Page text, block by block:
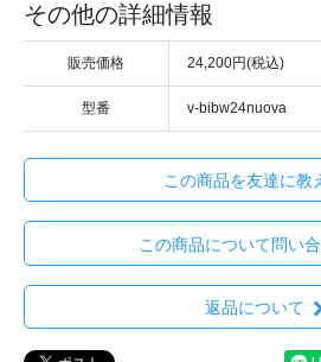
その他の詳細情報
販売価格 24,200円(税込)
型番 v-bibw24nuova
この商品を友達に教
この商品について問い
返品について